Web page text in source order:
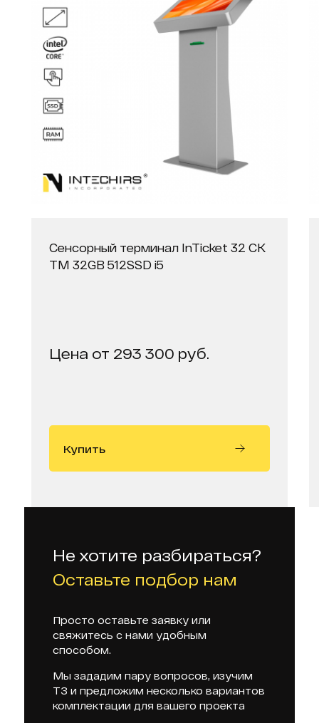
Сенсорный терминал InTicket 32 СК
ТМ 32GB 512SSD i5
Цена от 293 300 руб.
Купить
Не хотите разбираться?
Оставьте подбор нам
Просто оставьте заявку или
свяжитесь с нами удобным
способом.
Мы зададим пару вопросов, изучим
ТЗ и предложим несколько вариантов
комплектации для вашего проекта